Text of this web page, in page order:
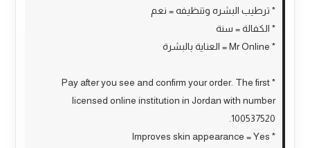
* ترطيب البشره وتنظيفه = نعم
* الكفالة = سنة
* Mr Online = العناية بالبشرة
* Pay after you see and confirm your order. The first
licensed online institution in Jordan with number
100537520.
* Improves skin appearance = Yes